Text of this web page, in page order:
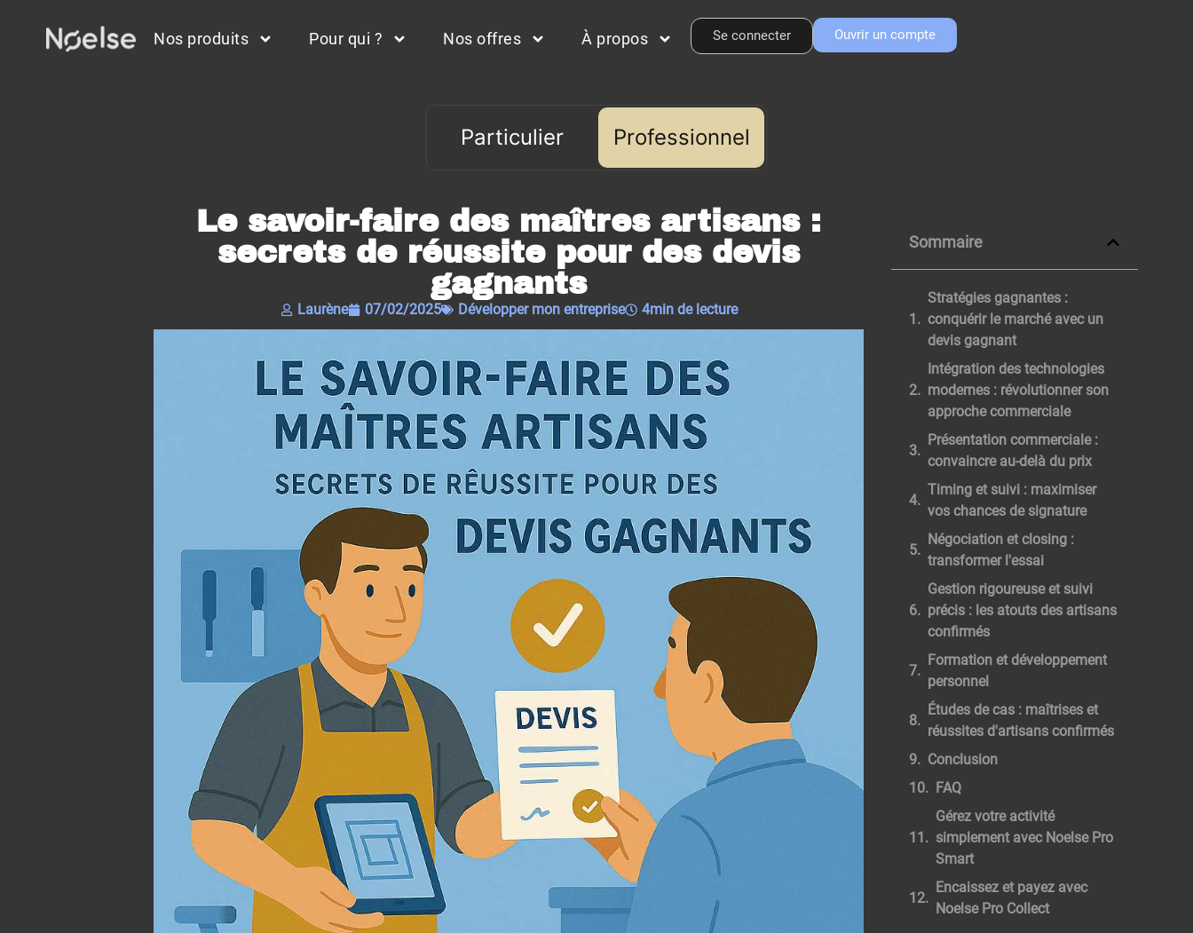
Nos produits Pour qui ? Nos offres À propos Se connecter Ouvrir un compte
Particulier Professionnel
Professionnel
Le savoir-faire des maîtres artisans :
secrets de réussite pour des devis
gagnants
Laurène 07/02/2025 Développer mon entreprise 4min de lecture
Sommaire
Stratégies gagnantes :
conquérir le marché avec un
devis gagnant
Intégration des technologies
modernes : révolutionner son
approche commerciale
Présentation commerciale :
convaincre au-delà du prix
Timing et suivi : maximiser
vos chances de signature
Négociation et closing :
transformer l'essai
Gestion rigoureuse et suivi
précis : les atouts des artisans
confirmés
Formation et développement
personnel
Études de cas : maîtrises et
réussites d'artisans confirmés
Conclusion
FAQ
Gérez votre activité
simplement avec Noelse Pro
Smart
Encaissez et payez avec
Noelse Pro Collect